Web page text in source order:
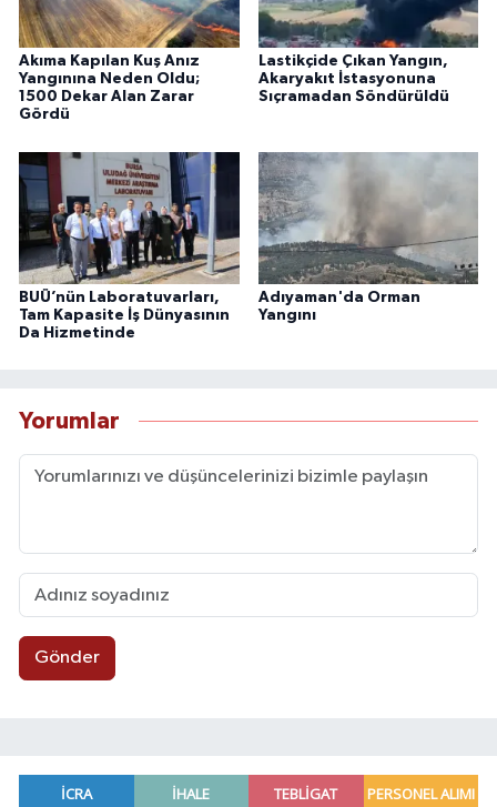
Akıma Kapılan Kuş Anız
Yangınına Neden Oldu;
1500 Dekar Alan Zarar
Gördü
Lastikçide Çıkan Yangın,
Akaryakıt İstasyonuna
Sıçramadan Söndürüldü
BUÜ’nün Laboratuvarları,
Tam Kapasite İş Dünyasının
Da Hizmetinde
Adıyaman'da Orman
Yangını
Yorumlar
Gönder